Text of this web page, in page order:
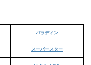
パラディン
スーパースター